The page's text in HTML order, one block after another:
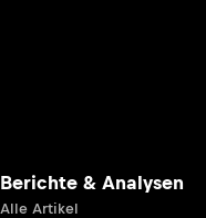
Berichte & Analysen
Alle Artikel